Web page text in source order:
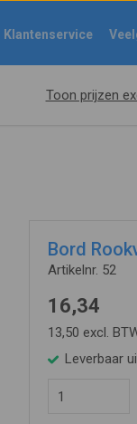
Klantenservice
Toon prijzen
Bord
Artikelnr. 52
16,34
13,50 excl.
Leverbaar